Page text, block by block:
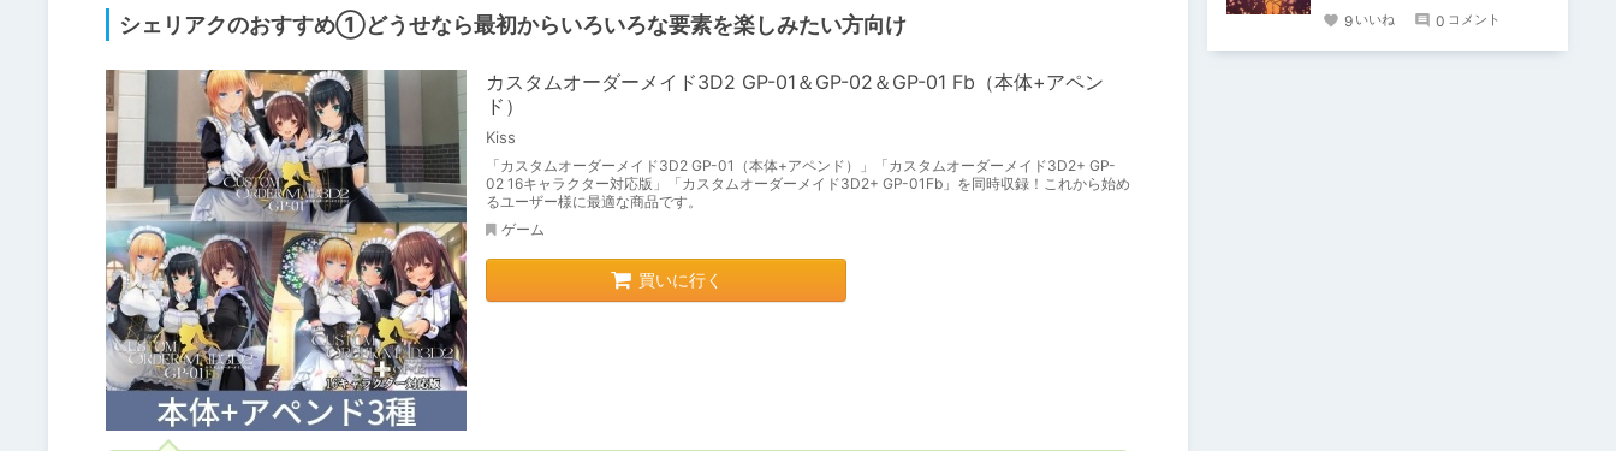
シェリアクのおすすめ①どうせなら最初からいろいろな要素を楽しみたい方向け
カスタムオーダーメイド3D2 GP-01＆GP-02＆GP-01 Fb（本体+アペン
ド）
Kiss
「カスタムオーダーメイド3D2 GP-01（本体+アペンド）」「カスタムオーダーメイド3D2+ GP-
02 16キャラクター対応版」「カスタムオーダーメイド3D2+ GP-01Fb」を同時収録！これから始め
るユーザー様に最適な商品です。
ゲーム
買いに行く
9 いいね 0 コメント